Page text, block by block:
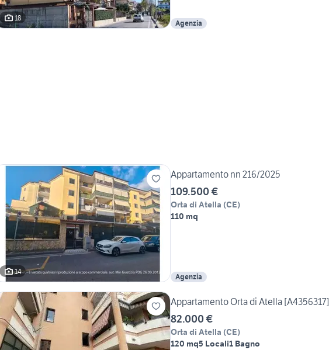
18
Agenzia
14
Appartamento nn 216/2025
109.500 €
Orta di Atella (CE)
110 mq
Agenzia
Appartamento Orta di Atella [A4356317]
82.000 €
Orta di Atella (CE)
120 mq5 Locali1 Bagno